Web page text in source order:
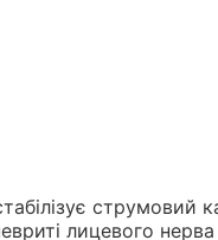
струмовий
лицевого